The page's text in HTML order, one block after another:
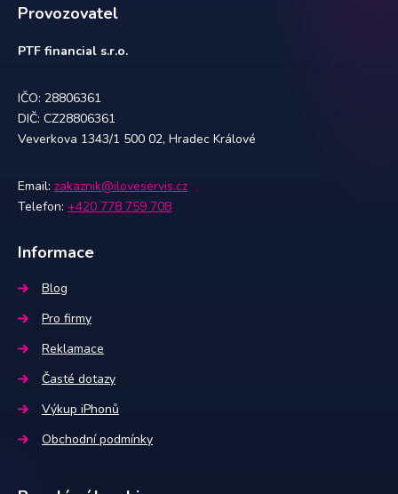
Provozovatel
PTF financial s.r.o.
IČO: 28806361
DIČ: CZ28806361
Veverkova 1343/1 500 02, Hradec Králové
Email: zakaznik@iloveservis.cz
Telefon: +420 778 759 708
Informace
Blog
Pro firmy
Reklamace
Časté dotazy
Výkup iPhonů
Obchodní podmínky